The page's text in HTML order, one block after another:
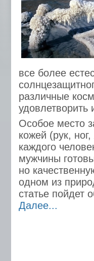
все более
различные
удовлетворить
Особое место
кожей (рук,
каждого
мужчины
но
одном из
статье пойдет
Далее...